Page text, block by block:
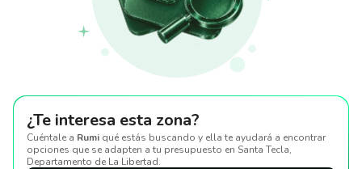
¿Te interesa esta zona?
Cuéntale a Rumi qué estás buscando y ella te ayudará a encontrar
opciones que se adapten a tu presupuesto en Santa Tecla,
Departamento de La Libertad.